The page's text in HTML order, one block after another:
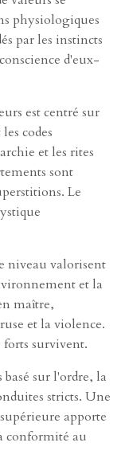
physiologiques
par les instincts
d'eux-
est centré sur
codes
et les rites
sont
Le
niveau valorisent
et la
maître,
et la violence.
survivent.
sur l'ordre, la
stricts. Une
apporte
conformité au